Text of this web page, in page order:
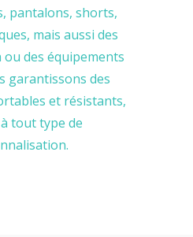
pantalons, shorts,
mais aussi des
des équipements
garantissons des
et résistants,
tout type de